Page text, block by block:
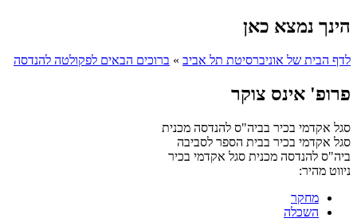
הינך נמצא כאן
לדף הבית של אוניברסיטת תל אביב » ברוכים הבאים לפקולטה להנדסה
פרופ' אינס צוקר
סגל אקדמי בכיר בביה"ס להנדסה מכנית
סגל אקדמי בכיר בבית הספר לסביבה
ביה"ס להנדסה מכנית סגל אקדמי בכיר
ניווט מהיר:
מחקר
השכלה